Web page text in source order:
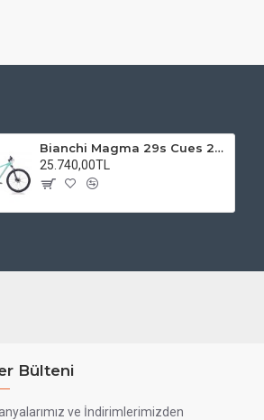
Bianchi Magma 29s Cues 2x9s Dağ Bisikleti
25.740,00TL
Bülteni
ve İndirimlerimizden